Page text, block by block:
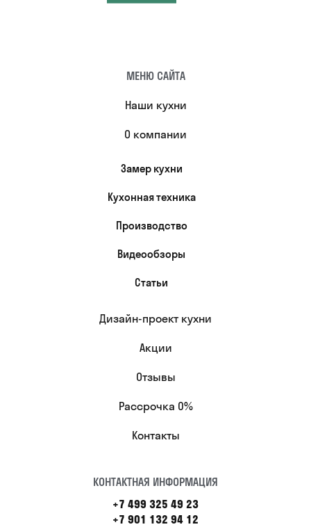
МЕНЮ САЙТА
Наши кухни
О компании
Замер кухни
Кухонная техника
Производство
Видеообзоры
Статьи
Дизайн-проект кухни
Акции
Отзывы
Рассрочка 0%
Контакты
КОНТАКТНАЯ ИНФОРМАЦИЯ
+7 499 325 49 23
+7 901 132 94 12